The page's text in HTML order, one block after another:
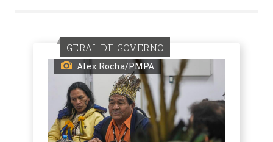
GERAL DE GOVERNO
Alex Rocha/PMPA